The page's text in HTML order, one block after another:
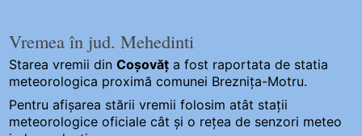
Vremea în jud. Mehedinti
Starea vremii dinCoșovăț a fost raportata de statia
meteorologica proximă comunei Breznița-Motru.
Pentru afișarea stării vremii folosim atât stații
meteorologice oficiale cât și o rețea de senzori meteo